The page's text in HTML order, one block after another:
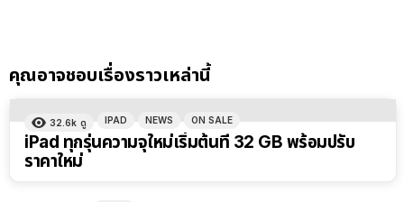
คุณอาจชอบเรื่องราวเหล่านี้
32.6k ดู IPAD NEWS ON SALE
iPad ทุกรุ่นความจุใหม่เริ่มต้นที่ 32 GB พร้อมปรับ
ราคาใหม่